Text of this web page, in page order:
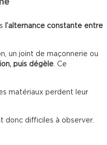
l’alternance constante entre
un joint de maçonnerie ou
puis dégèle. Ce
matériaux perdent leur
donc difficiles à observer.